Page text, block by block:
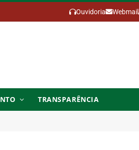
Ouvidoria Webmail
TRANSPARÊNCIA